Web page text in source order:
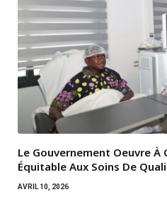
Le Gouvernement Oeuvre À
Équitable Aux Soins De
AVRIL 10, 2026